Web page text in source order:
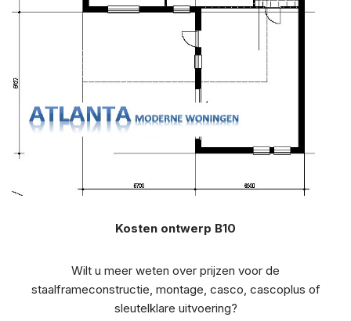
Kosten ontwerp B10
Wilt u meer weten over prijzen voor de
staalframeconstructie, montage, casco, cascoplus of
sleutelklare uitvoering?